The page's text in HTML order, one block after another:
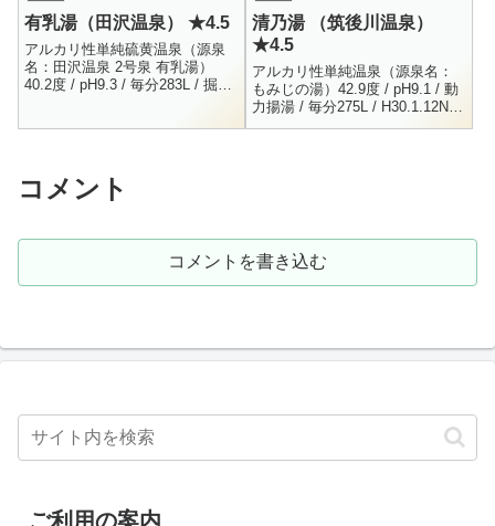
有乳湯（田沢温泉） ★4.5
アルカリ性単純硫黄温泉（源泉
名：田沢温泉 2号泉 有乳湯）
40.2度 / pH9.3 / 毎分283L / 掘削
清乃湯 （筑後川温泉）
★4.5
アルカリ性単純温泉（源泉名：
もみじの湯）42.9度 / pH9.1 / 動
力揚湯 / 毎分275L / H30.1.12Na+
= 120 / K+ = 1.1 / Ca+ = 3...
コメント
コメントを書き込む
ご利用の案内